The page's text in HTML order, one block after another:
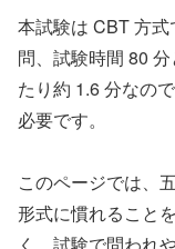
本試験は CBT 方
問、試験時間 80
たり約 1.6 分なの
必要です。
このページでは、
形式に慣れること